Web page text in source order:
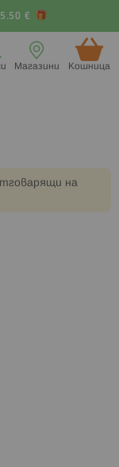
€
Кошница (
Магазини
на